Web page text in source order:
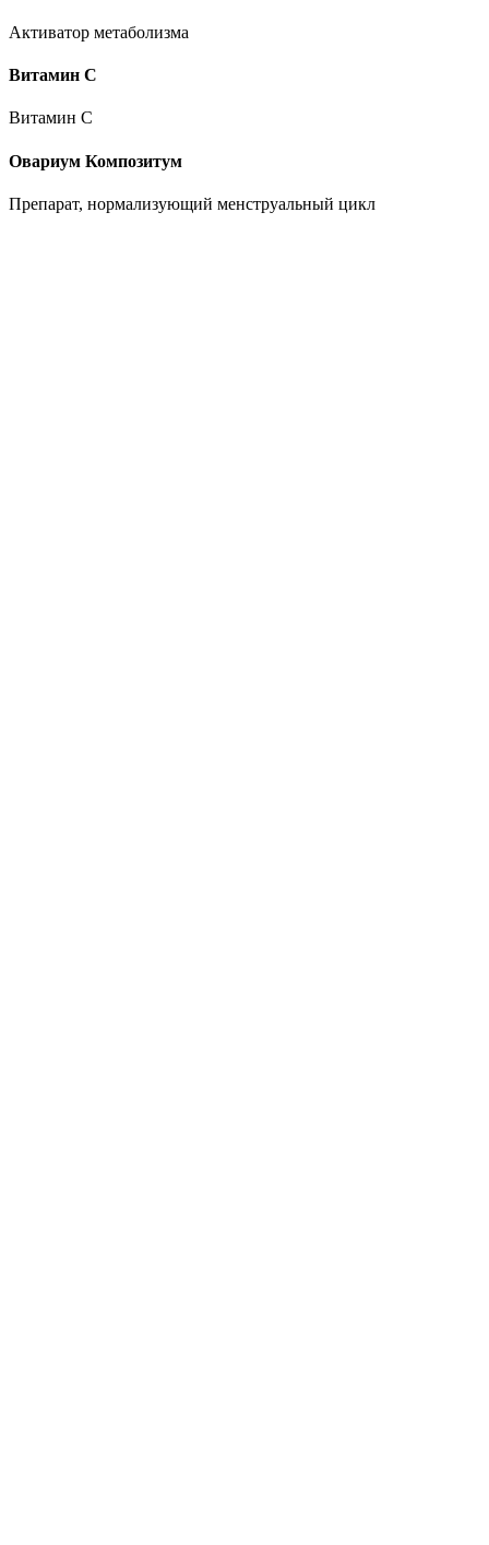
Активатор метаболизма
Витамин C
Витамин C
Овариум Композитум
Препарат, нормализующий менструальный цикл